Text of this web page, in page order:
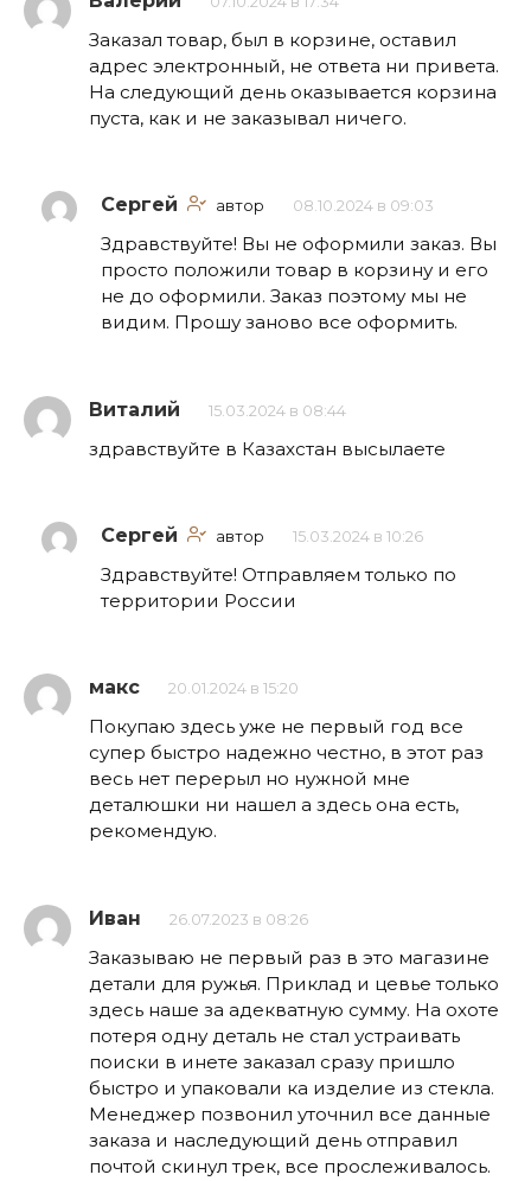
Заказал товар, был в корзине, оставил
адрес электронный, не ответа ни привета.
На следующий день оказывается корзина
пуста, как и не заказывал ничего.
Сергей автор 08.10.2024 в 09:03
Здравствуйте! Вы не оформили заказ. Вы
просто положили товар в корзину и его
не до оформили. Заказ поэтому мы не
видим. Прошу заново все оформить.
Виталий 15.03.2024 в 08:44
здравствуйте в Казахстан высылаете
Сергей автор 15.03.2024 в 10:26
Здравствуйте! Отправляем только по
территории России
макс 20.01.2024 в 15:20
Покупаю здесь уже не первый год все
супер быстро надежно честно, в этот раз
весь нет перерыл но нужной мне
деталюшки ни нашел а здесь она есть,
рекомендую.
Иван 26.07.2023 в 08:26
Заказываю не первый раз в это магазине
детали для ружья. Приклад и цевье только
здесь наше за адекватную сумму. На охоте
потеря одну деталь не стал устраивать
поиски в инете заказал сразу пришло
быстро и упаковали ка изделие из стекла.
Менеджер позвонил уточнил все данные
заказа и наследующий день отправил
почтой скинул трек, все прослеживалось.